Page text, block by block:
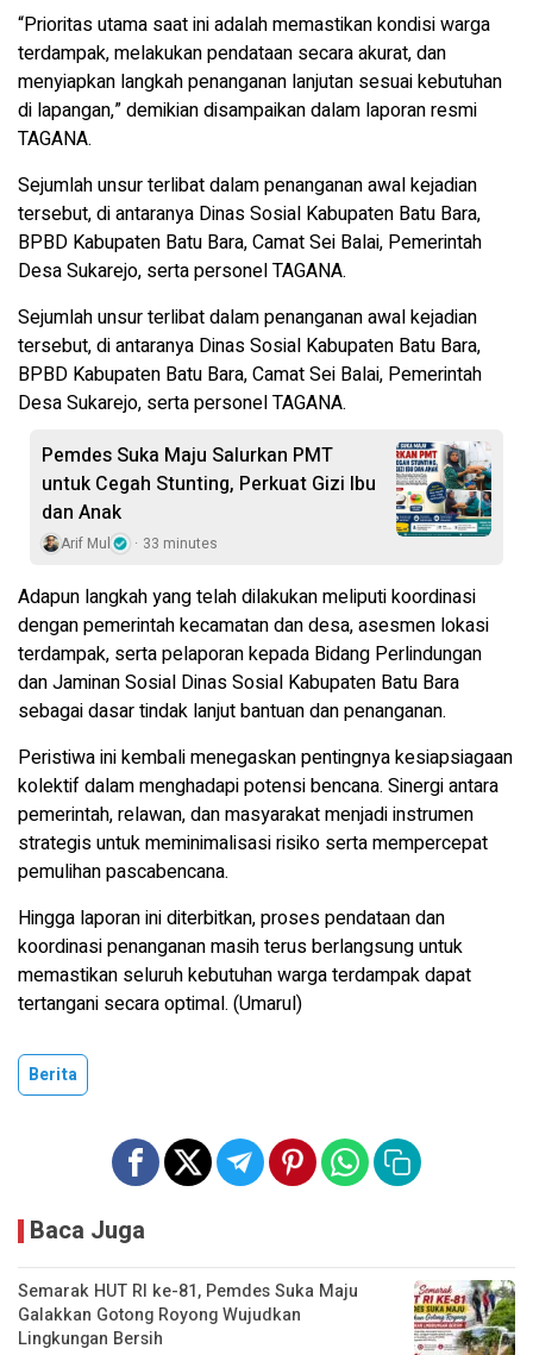
“Prioritas utama saat ini adalah memastikan kondisi warga
terdampak, melakukan pendataan secara akurat, dan
menyiapkan langkah penanganan lanjutan sesuai kebutuhan
di lapangan,” demikian disampaikan dalam laporan resmi
TAGANA.
Sejumlah unsur terlibat dalam penanganan awal kejadian
tersebut, di antaranya Dinas Sosial Kabupaten Batu Bara,
BPBD Kabupaten Batu Bara, Camat Sei Balai, Pemerintah
Desa Sukarejo, serta personel TAGANA.
Sejumlah unsur terlibat dalam penanganan awal kejadian
tersebut, di antaranya Dinas Sosial Kabupaten Batu Bara,
BPBD Kabupaten Batu Bara, Camat Sei Balai, Pemerintah
Desa Sukarejo, serta personel TAGANA.
Pemdes Suka Maju Salurkan PMT
untuk Cegah Stunting, Perkuat Gizi Ibu
dan Anak
Arif Mul 33 minutes
Adapun langkah yang telah dilakukan meliputi koordinasi
dengan pemerintah kecamatan dan desa, asesmen lokasi
terdampak, serta pelaporan kepada Bidang Perlindungan
dan Jaminan Sosial Dinas Sosial Kabupaten Batu Bara
sebagai dasar tindak lanjut bantuan dan penanganan.
Peristiwa ini kembali menegaskan pentingnya kesiapsiagaan
kolektif dalam menghadapi potensi bencana. Sinergi antara
pemerintah, relawan, dan masyarakat menjadi instrumen
strategis untuk meminimalisasi risiko serta mempercepat
pemulihan pascabencana.
Hingga laporan ini diterbitkan, proses pendataan dan
koordinasi penanganan masih terus berlangsung untuk
memastikan seluruh kebutuhan warga terdampak dapat
tertangani secara optimal. (Umarul)
Berita
Baca Juga
Semarak HUT RI ke-81, Pemdes Suka Maju
Galakkan Gotong Royong Wujudkan
Lingkungan Bersih